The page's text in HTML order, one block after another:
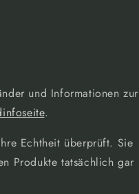
und Informationen zur
.
Echtheit überprüft. Sie
Produkte tatsächlich gar